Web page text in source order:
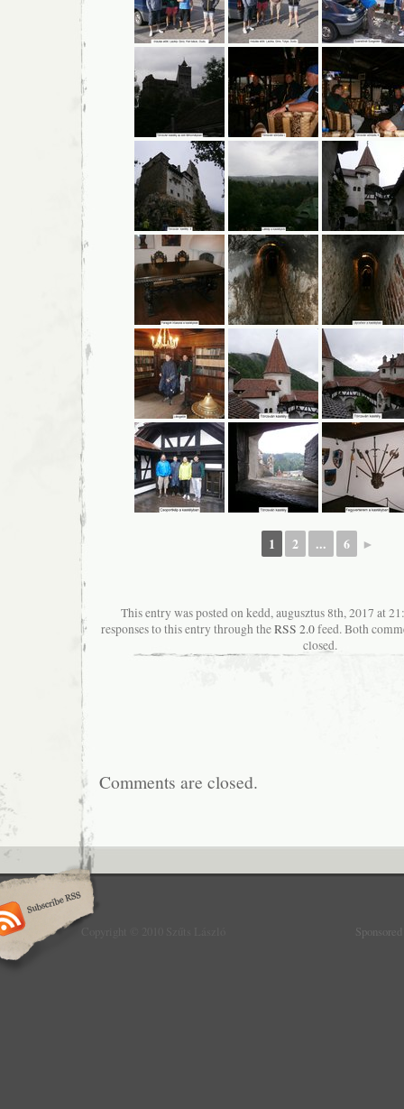
1 2 ... 6 ►
This entry was posted on kedd, augusztus 8th, 2017 at
responses to this entry through theRSS 2.0feed. Both
closed.
Comments are closed.